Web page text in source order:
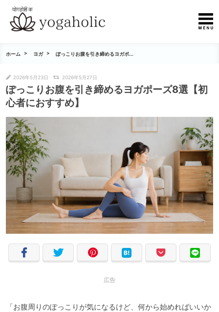
ホーム ヨガ ぽっこりお腹を引き締めるヨガポ...
2026年5月23日 2026年5月27日
ぽっこりお腹を引き締めるヨガポーズ8選【初
心者におすすめ】
広告
「お腹周りのぽっこりが気になるけど、何から始めればいいか